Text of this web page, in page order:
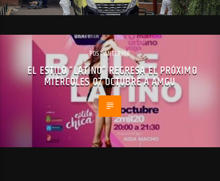
POST ANTERIOR
EL ESTILO “LATINO” REGRESA EL PRÓXIMO
MIÉRCOLES 07 OCTUBRE A AMGU